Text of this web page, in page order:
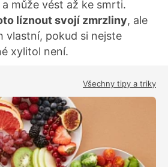
může vést až ke smrti.
líznout svojí zmrzliny, ale
vlastní, pokud si nejste
xylitol není.
Všechny tipy a triky